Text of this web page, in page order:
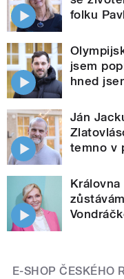
folku
jsem
hned
Ján
temno v
E-SHOP ČESKÉHO